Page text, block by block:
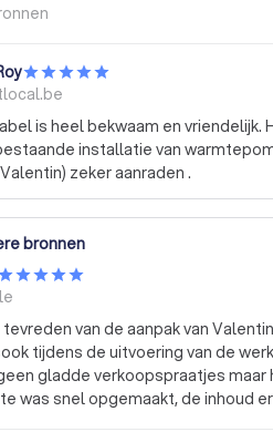
is heel bekwaam en
installatie van
zeker aanraden .
bronnen
van de aanpak van
tijdens de uitvoering van de
gladde verkoopspraatjes
was snel opgemaakt, de inhoud